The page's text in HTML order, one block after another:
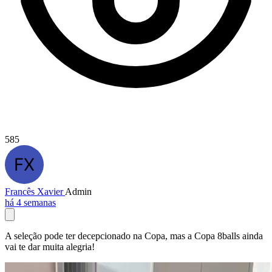
585
Francês XavierAdmin
há 4 semanas
A seleção pode ter decepcionado na Copa, mas a Copa 8balls ainda
vai te dar muita alegria!